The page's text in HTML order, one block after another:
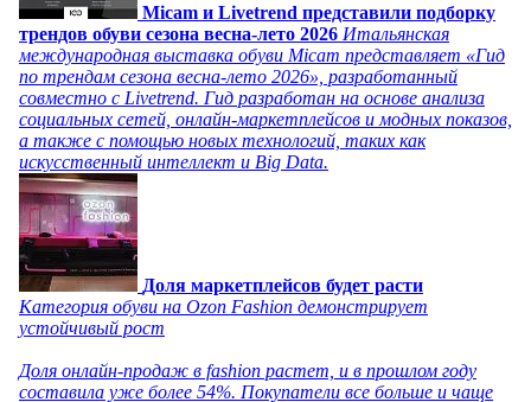
Micam и Livetrend представили подборку
трендов обуви сезона весна-лето 2026 Итальянская
международная выставка обуви Micam представляет «Гид
по трендам сезона весна-лето 2026», разработанный
совместно с Livetrend. Гид разработан на основе анализа
социальных сетей, онлайн-маркетплейсов и модных показов,
а также с помощью новых технологий, таких как
искусственный интеллект и Big Data.
Доля маркетплейсов будет расти
Категория обуви на Ozon Fashion демонстрирует
устойчивый рост
Доля онлайн-продаж в fashion растет, и в прошлом году
составила уже более 54%. Покупатели все больше и чаще